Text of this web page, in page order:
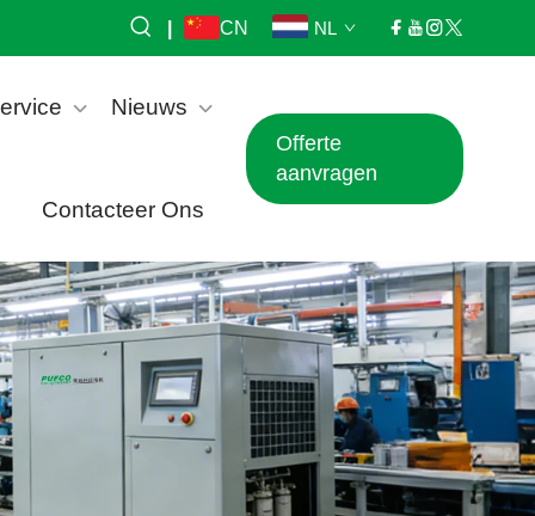
CN NL
Nieuws
Contacteer Ons
Offerte
aanvragen